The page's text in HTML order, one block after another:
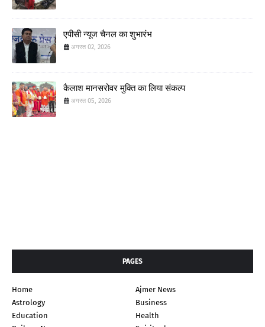
एपीसी न्यूज चैनल का शुभारंभ
अगस्त 02, 2026
कैलाश मानसरोवर मुक्ति का लिया संकल्प
अगस्त 05, 2026
PAGES
Home
Ajmer News
Astrology
Business
Education
Health